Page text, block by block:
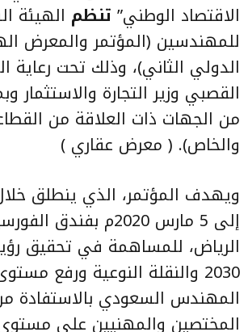
الاقتصاد الوطني” تنظم الهيئة
للمهندسين (المؤتمر والمعرض
الدولي الثاني)، وذلك تحت رعاية
القصبي وزير التجارة والاستثمار
من الجهات ذات العلاقة من
والخاص). ( معرض عقاري )
إلى 5 مارس 2020م
الرياض، للمساهمة في تحقيق
2030 والنقلة النوعية ورفع
المهندس السعودي بالاستفادة
المختصين والمهنيين على مستوى